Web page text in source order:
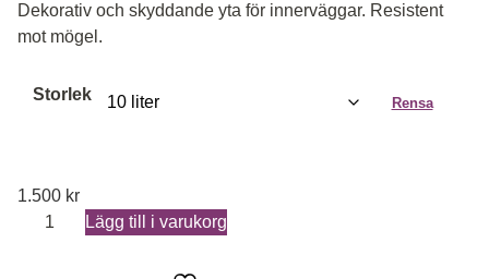
Dekorativ och skyddande yta för innerväggar. Resistent
mot mögel.
Storlek Rensa
1.500 kr
Kalkfärg 665 mängd
Lägg till i varukorg